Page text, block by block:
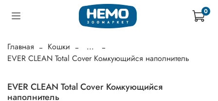
0
Главная Кошки
...
EVER CLEAN Total Cover Комкующийся наполнитель
EVER CLEAN Total Cover Комкующийся
наполнитель